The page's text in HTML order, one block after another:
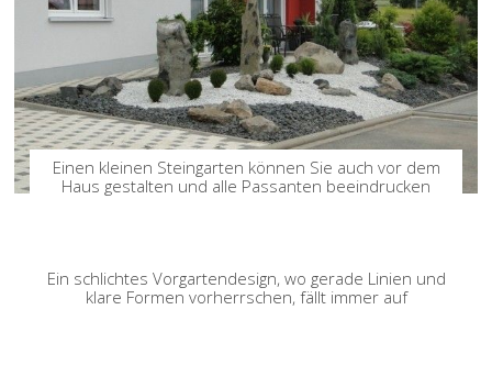
Einen kleinen Steingarten können Sie auch vor dem
Haus gestalten und alle Passanten beeindrucken
Ein schlichtes Vorgartendesign, wo gerade Linien und
klare Formen vorherrschen, fällt immer auf